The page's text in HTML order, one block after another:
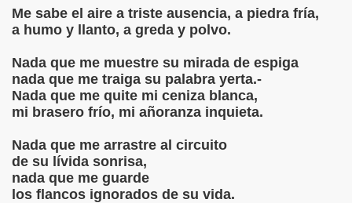
Me sabe el aire a triste ausencia, a piedra fría,
a humo y llanto, a greda y polvo.
Nada que me muestre su mirada de espiga
nada que me traiga su palabra yerta.-
Nada que me quite mi ceniza blanca,
mi brasero frío, mi añoranza inquieta.
Nada que me arrastre al circuito
de su lívida sonrisa,
nada que me guarde
los flancos ignorados de su vida.
:La amo...compañero
Aldeas de los diablos"
:Mujer y Hembra
Una Mujer sola
Para Vivir